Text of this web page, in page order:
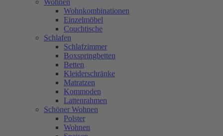
Wohnkombinationen
Einzelmöbel
Couchtische
Schlafen
Schlafzimmer
Boxspringbetten
Betten
Kleiderschränke
Matratzen
Kommoden
Lattenrahmen
Schöner Wohnen
Polster
Wohnen